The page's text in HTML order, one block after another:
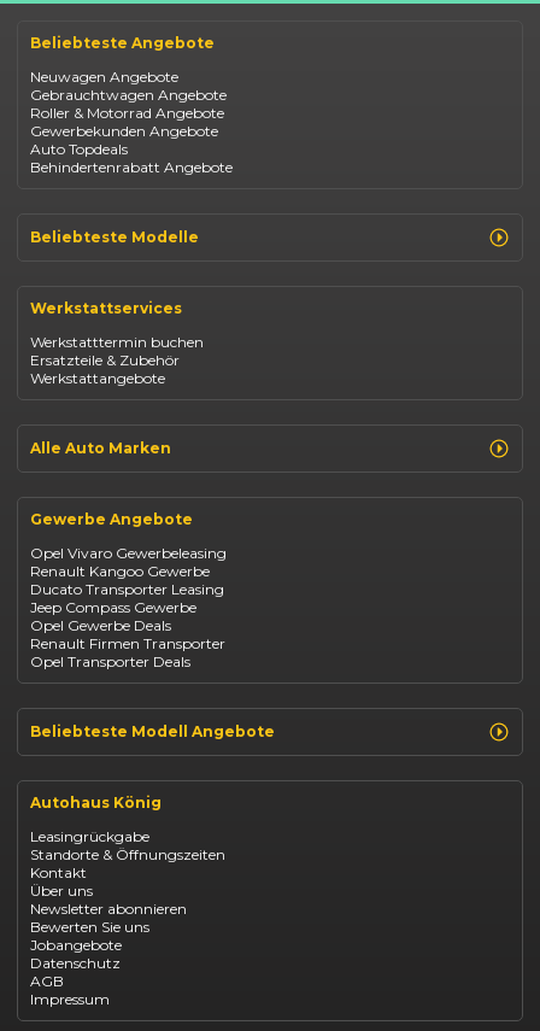
Beliebteste Angebote
Neuwagen Angebote
Gebrauchtwagen Angebote
Roller & Motorrad Angebote
Gewerbekunden Angebote
Auto Topdeals
Behindertenrabatt Angebote
Beliebteste Modelle
Opel Corsa
Fiat 500
Dacia Duster
Dacia Sandero
Jeep Compass
Suzuki Vitara
Suzuki Swift
Mazda CX-30
Werkstattservices
Werkstatttermin buchen
Ersatzteile & Zubehör
Werkstattangebote
Alle Auto Marken
Opel
Fiat
Jeep
Suzuki
BYD
Kia
Mazda
Citroën
Abarth
Fiat Professional
Gewerbe Angebote
Opel Vivaro Gewerbeleasing
Renault Kangoo Gewerbe
Ducato Transporter Leasing
Jeep Compass Gewerbe
Opel Gewerbe Deals
Renault Firmen Transporter
Opel Transporter Deals
Beliebteste Modell Angebote
Renault Arkana Leasing
Renault Captur Leasing
Opel Astra leasen
Opel Mokka kaufen
Opel Grandland finanzieren
Opel Vivaro Gewerbeleasing
Fiat 500 finanzieren
Fiat Panda leasen
Dacia Duster finanzieren
Dacia Sandero kaufen
Dacia Jogger leasen
Jeep Compass leasen
Jeep Renegade finanzieren
Autohaus König
Leasingrückgabe
Standorte & Öffnungszeiten
Kontakt
Über uns
Newsletter abonnieren
Bewerten Sie uns
Jobangebote
Datenschutz
AGB
Impressum